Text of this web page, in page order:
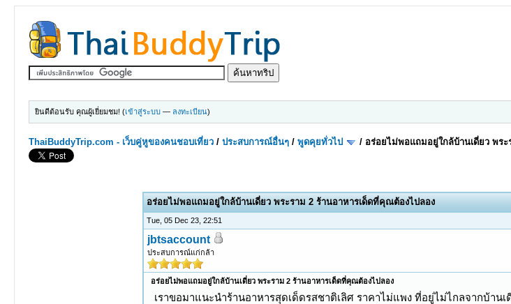
ยินดีต้อนรับ คุณผู้เยี่ยมชม! (เข้าสู่ระบบ — ลงทะเบียน)
ThaiBuddyTrip.com - เว็บคู่หูของคนชอบเที่ยว /ประสบการณ์อื่นๆ /พูดคุยทั่วไป / อร่อยไม่พอแถมอยู่ใกล้บ้านเดี่ยว พร
อร่อยไม่พอแถมอยู่ใกล้บ้านเดี่ยว พระราม 2 ร้านอาหารเด็ดที่คุณต้องไปลอง
Tue, 05 Dec 23, 22:51
jbtsaccount
ประสบการณ์แก่กล้า
อร่อยไม่พอแถมอยู่ใกล้บ้านเดี่ยว พระราม 2 ร้านอาหารเด็ดที่คุณต้องไปลอง
เราขอมาแนะนำร้านอาหารสุดเด็ดรสชาติเลิศ ราคาไม่แพง ที่อยู่ไม่ไกลจากบ้า